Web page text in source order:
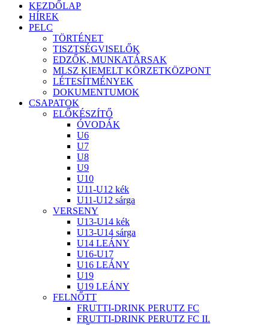
KEZDŐLAP
HÍREK
PELC
TÖRTÉNET
TISZTSÉGVISELŐK
EDZŐK, MUNKATÁRSAK
MLSZ KIEMELT KÖRZETKÖZPONT
LÉTESÍTMÉNYEK
DOKUMENTUMOK
CSAPATOK
ELŐKÉSZÍTŐ
ÓVODÁK
U6
U7
U8
U9
U10
U11-U12 kék
U11-U12 sárga
VERSENY
U13-U14 kék
U13-U14 sárga
U14 LEÁNY
U16-U17
U16 LEÁNY
U19
U19 LEÁNY
FELNŐTT
FRUTTI-DRINK PERUTZ FC
FRUTTI-DRINK PERUTZ FC II.